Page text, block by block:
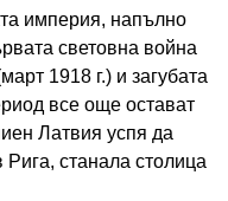
империя, напълно
световна война
1918 г.) и загубата
все още остават
Латвия успя да
станала столица